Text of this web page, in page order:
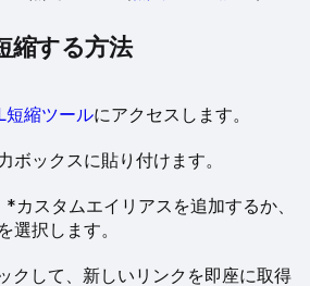
縮する方法
短縮ツールにアクセスします。
ボックスに貼り付けます。
カスタムエイリアスを追加するか、
選択します。
クして、新しいリンクを即座に取得